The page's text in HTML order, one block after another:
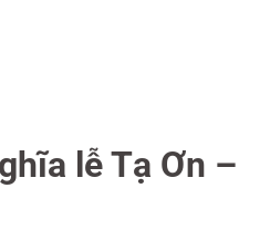
lễ Tạ Ơn –